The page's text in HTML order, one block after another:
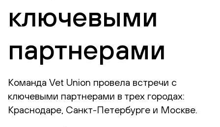
ключевыми
партнерами
Команда Vet Union провела встречи с
ключевыми партнерами в трех городах:
Краснодаре, Санкт-Петербурге и Москве.